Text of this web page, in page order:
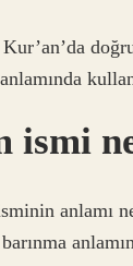
ismi
anlamı